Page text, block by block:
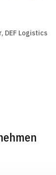
DEF Logistics